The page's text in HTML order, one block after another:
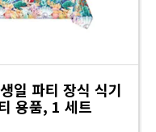
일 파티 장식 식기
용품, 1 세트